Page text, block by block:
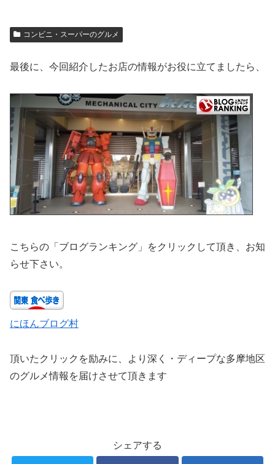
コンビニ・スーパーのグルメ
最後に、今回紹介したお店の情報がお役に立てましたら、
こちらの「ブログランキング」をクリックして頂き、お知
らせ下さい。
にほんブログ村
頂いたクリックを励みに、より深く・ディープな多摩地区
のグルメ情報を届けさせて頂きます
シェアする